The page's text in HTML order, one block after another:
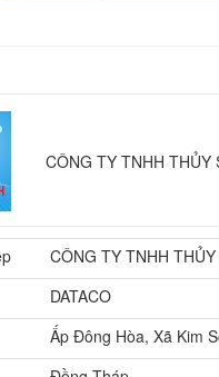
CÔNG TY TNHH THỦY
CÔNG TY TNHH
DATACO
Ấp Đông Hòa, Xã Kim